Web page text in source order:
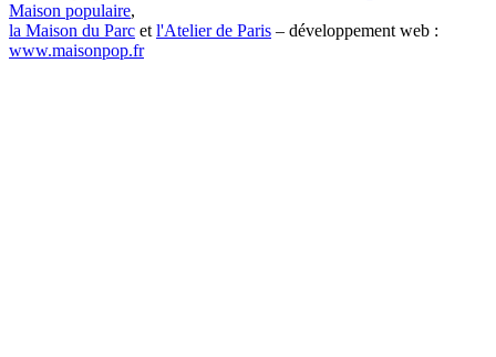
Maison populaire,
la Maison du Parc et l'Atelier de Paris – développement web :
www.maisonpop.fr